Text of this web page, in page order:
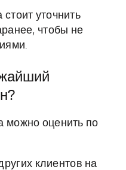
уточнить
чтобы не
можно оценить по
клиентов на